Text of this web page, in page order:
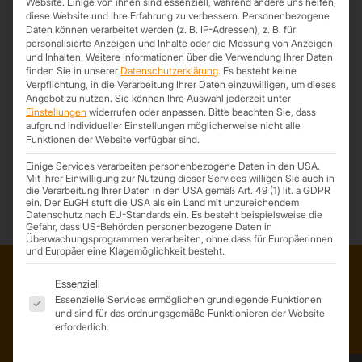
Wenn ihr auch Lust auf solch ein Projekt habt, dann fragt bei uns an!
MANUFAKTUR
*Trapezprofile Deutschland ist ein Geschäftsbereich der On Spot
Service GmbH
ADRESSE
Trapezprofile Deutschland
diese Website und Ihre Erfahrung zu verbessern. Personenbezogene
Daten können verarbeitet werden (z. B. IP-Adressen), z. B. für
personalisierte Anzeigen und Inhalte oder die Messung von Anzeigen
und Inhalten. Weitere Informationen über die Verwendung Ihrer Daten
finden Sie in unserer Datenschutzerklärung. Es besteht keine
Verpflichtung, in die Verarbeitung Ihrer Daten einzuwilligen, um dieses
Angebot zu nutzen. Sie können Ihre Auswahl jederzeit unter
Einstellungen widerrufen oder anpassen. Bitte beachten Sie, dass
aufgrund individueller Einstellungen möglicherweise nicht alle
Funktionen der Website verfügbar sind.
Einige Services verarbeiten personenbezogene Daten in den USA.
Mit Ihrer Einwilligung zur Nutzung dieser Services willigen Sie auch in
die Verarbeitung Ihrer Daten in den USA gemäß Art. 49 (1) lit. a GDPR
ein. Der EuGH stuft die USA als ein Land mit unzureichendem
Datenschutz nach EU-Standards ein. Es besteht beispielsweise die
Gefahr, dass US-Behörden personenbezogene Daten in
Überwachungsprogrammen verarbeiten, ohne dass für Europäerinnen
und Europäer eine Klagemöglichkeit besteht.
Es folgt eine Liste der Service-Gruppen, für die eine
Essenziell
Essenzielle Services ermöglichen grundlegende Funktionen
und sind für das ordnungsgemäße Funktionieren der Website
erforderlich.